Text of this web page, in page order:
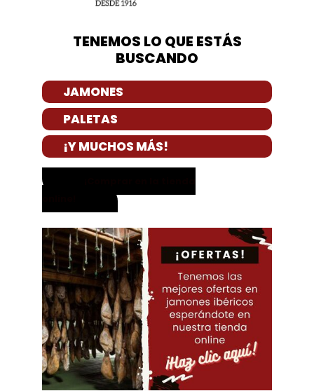
TENEMOS LO QUE ESTÁS
BUSCANDO
JAMONES
PALETAS
¡Y MUCHOS MÁS!